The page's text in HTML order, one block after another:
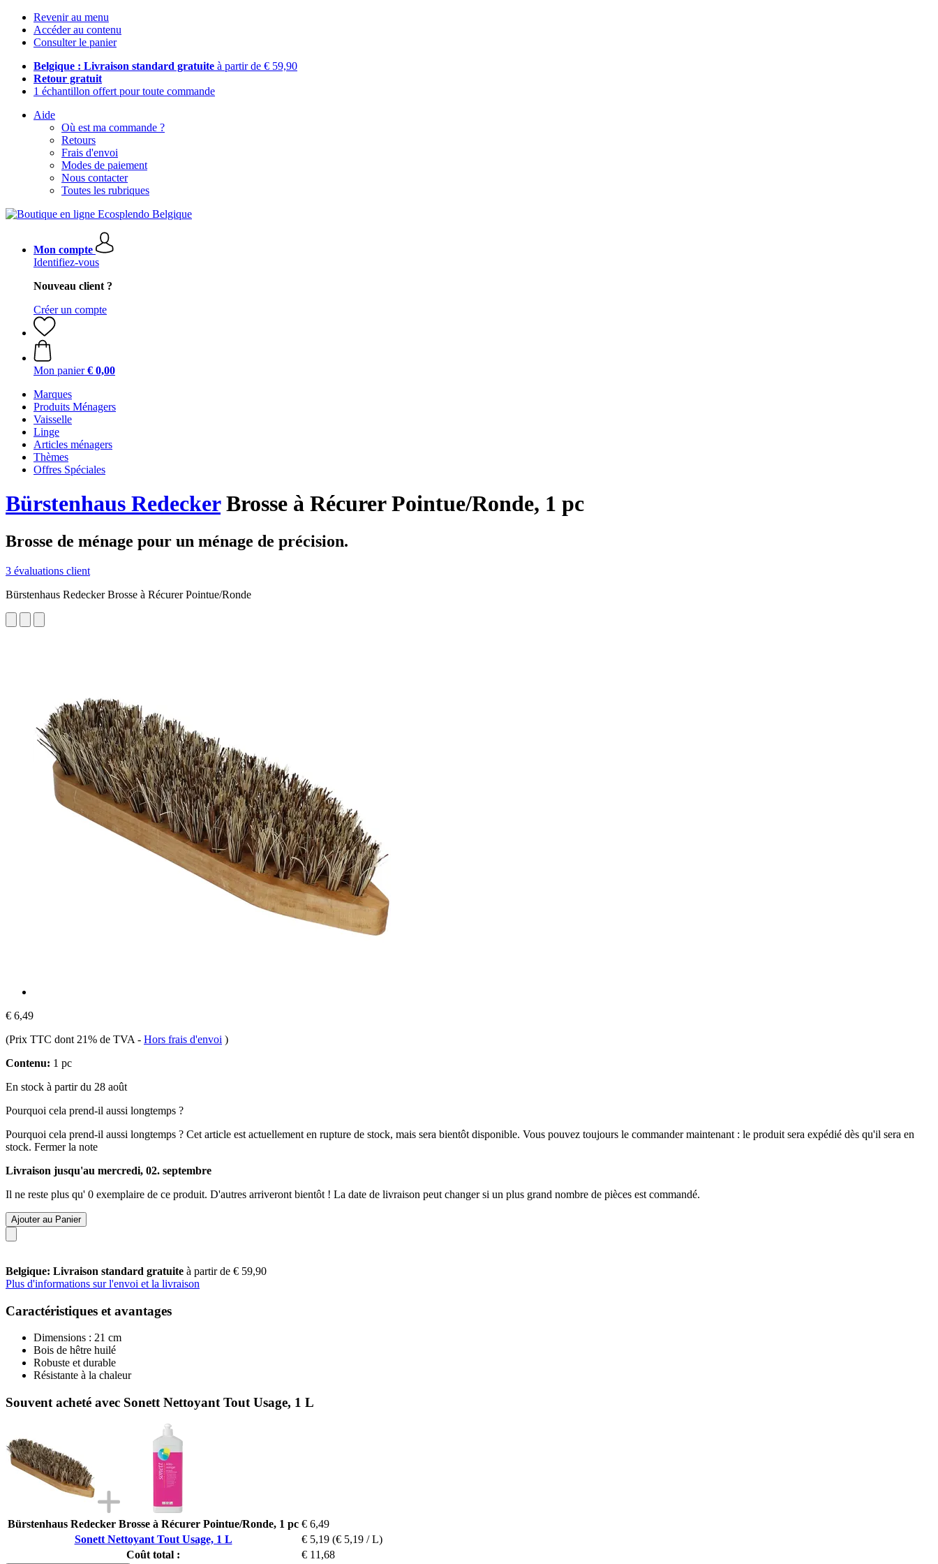
Revenir au menu
Accéder au contenu
Consulter le panier
Belgique : Livraison standard gratuite à partir de € 59,90
Retour gratuit
1 échantillon offert pour toute commande
Aide
Où est ma commande ?
Retours
Frais d'envoi
Modes de paiement
Nous contacter
Toutes les rubriques
Mon compte
Identifiez-vous
Nouveau client ?
Créer un compte
Mon panier € 0,00
Marques
Produits Ménagers
Vaisselle
Linge
Articles ménagers
Thèmes
Offres Spéciales
Bürstenhaus RedeckerBrosse à Récurer Pointue/Ronde, 1 pc
Brosse de ménage pour un ménage de précision.
3 évaluations client
Bürstenhaus Redecker Brosse à Récurer Pointue/Ronde
€ 6,49
(Prix TTC dont 21% de TVA - Hors frais d'envoi )
Contenu: 1 pc
En stock à partir du 28 août
Pourquoi cela prend-il aussi longtemps ?
Pourquoi cela prend-il aussi longtemps ? Cet article est actuellement en rupture de stock, mais sera bientôt disponible. Vous pouvez toujours le commander maintenant : le produit sera expédié dès qu'il sera en
stock. Fermer la note
Livraison jusqu'au mercredi, 02. septembre
Il ne reste plus qu' 0 exemplaire de ce produit. D'autres arriveront bientôt ! La date de livraison peut changer si un plus grand nombre de pièces est commandé.
Ajouter au Panier
Belgique: Livraison standard gratuite à partir de € 59,90
Plus d'informations sur l'envoi et la livraison
Caractéristiques et avantages
Dimensions : 21 cm
Bois de hêtre huilé
Robuste et durable
Résistante à la chaleur
Souvent acheté avec Sonett Nettoyant Tout Usage, 1 L
Bürstenhaus Redecker Brosse à Récurer Pointue/Ronde, 1 pc € 6,49
Sonett Nettoyant Tout Usage, 1 L
€ 5,19 (€ 5,19 / L)
Coût total :
€ 11,68